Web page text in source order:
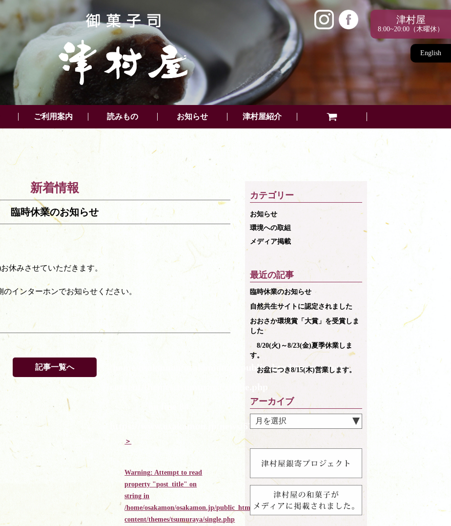
津村屋
8:00~20:00（木曜休）
English
ご利用案内 読みもの お知らせ 津村屋紹介
新着情報
臨時休業のお知らせ
休みさせていただきます。
インターホンでお知らせください。
記事一覧へ
/home/osakamon/osakamon.jp/public_html/tmrysys/wp-
on line
https://www.osakamon.jp/news/6720">
＞
Warning: Attempt to read
property "post_title" on
string in
/home/osakamon/osakamon.jp/public_html/tmrysys/wp-
content/themes/tsumuraya/single.php
カテゴリー
お知らせ
環境への取組
メディア掲載
最近の記事
臨時休業のお知らせ
自然共生サイトに認定されました
おおさか環境賞「大賞」を受賞しま
した
8/20(火)～8/23(金)夏季休業しま
す。
お盆につき8/15(木)営業します。
アーカイブ